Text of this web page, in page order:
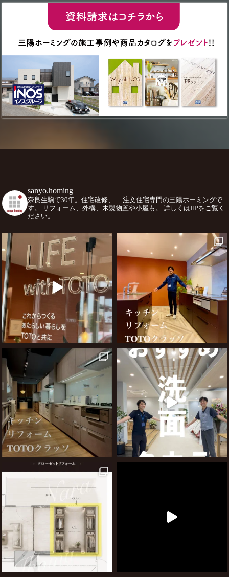
sanyo.homing
奈良生駒で30年。住宅改修、
注文住宅専門の三陽ホーミングで
す。
リフォーム、外構、木製物置や小屋も。
詳しくはHPをご覧く
ださい。